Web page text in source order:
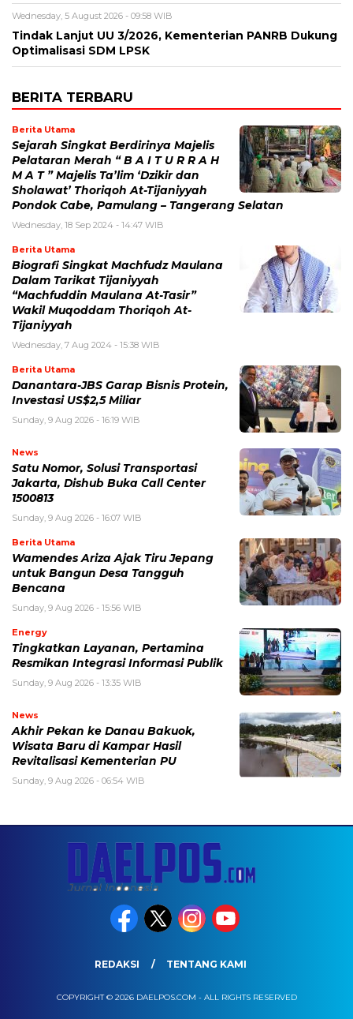
Wednesday, 5 August 2026 - 09:58 WIB
Tindak Lanjut UU 3/2026, Kementerian PANRB Dukung
Optimalisasi SDM LPSK
BERITA TERBARU
Berita Utama
Sejarah Singkat Berdirinya Majelis
Pelataran Merah “ B A I T U R R A H
M A T ” Majelis Ta’lim ‘Dzikir dan
Sholawat’ Thoriqoh At-Tijaniyyah
Pondok Cabe, Pamulang – Tangerang Selatan
Wednesday, 18 Sep 2024 - 14:47 WIB
Berita Utama
Biografi Singkat Machfudz Maulana
Dalam Tarikat Tijaniyyah
“Machfuddin Maulana At-Tasir”
Wakil Muqoddam Thoriqoh At-
Tijaniyyah
Wednesday, 7 Aug 2024 - 15:38 WIB
Berita Utama
Danantara-JBS Garap Bisnis Protein,
Investasi US$2,5 Miliar
Sunday, 9 Aug 2026 - 16:19 WIB
News
Satu Nomor, Solusi Transportasi
Jakarta, Dishub Buka Call Center
1500813
Sunday, 9 Aug 2026 - 16:07 WIB
Berita Utama
Wamendes Ariza Ajak Tiru Jepang
untuk Bangun Desa Tangguh
Bencana
Sunday, 9 Aug 2026 - 15:56 WIB
Energy
Tingkatkan Layanan, Pertamina
Resmikan Integrasi Informasi Publik
Sunday, 9 Aug 2026 - 13:35 WIB
News
Akhir Pekan ke Danau Bakuok,
Wisata Baru di Kampar Hasil
Revitalisasi Kementerian PU
Sunday, 9 Aug 2026 - 06:54 WIB
REDAKSI TENTANG KAMI
COPYRIGHT © 2026 DAELPOS.COM - ALL RIGHTS RESERVED